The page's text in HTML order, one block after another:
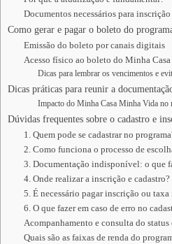
Documentos necessários para inscrição
Como gerar e pagar o boleto do
Emissão do boleto por canais digitais
Acesso físico ao boleto do Minha
Dicas para lembrar os vencimentos e
Dicas práticas para reunir a
Impacto do Minha Casa Minha Vida no
Dúvidas frequentes sobre o cadastro e
1. Quem pode se cadastrar no
2. Como funciona o processo de
3. Documentação indisponível: o que
4. Onde realizar a inscrição e cadastro?
5. É necessário pagar inscrição ou
6. O que fazer em caso de erro no
Acompanhamento e consulta do status
Quais são as faixas de renda do